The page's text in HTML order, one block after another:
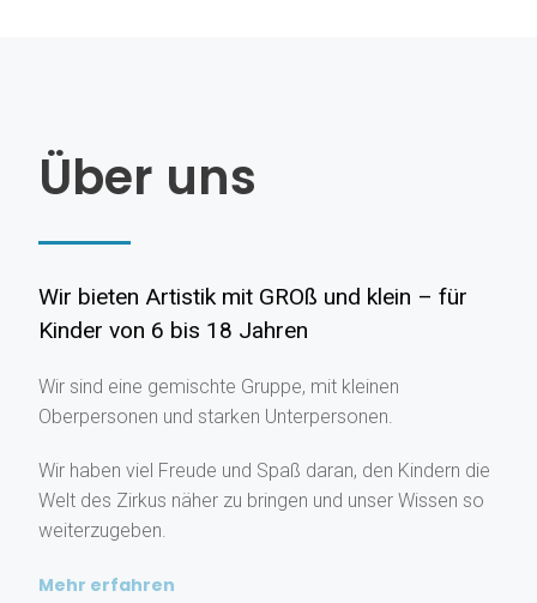
Über uns
Wir bieten Artistik mit GROß und klein – für
Kinder von 6 bis 18 Jahren
Wir sind eine gemischte Gruppe, mit kleinen
Oberpersonen und starken Unterpersonen.
Wir haben viel Freude und Spaß daran, den Kindern die
Welt des Zirkus näher zu bringen und unser Wissen so
weiterzugeben.
Mehr erfahren